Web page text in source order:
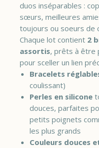
duos inséparables :
sœurs, meilleures
toujours ou soeurs de
Chaque lot contient 2
assortis, prêts à être
pour sceller un lien
Bracelets
coulissant)
Perles en silicone
douces, parfaites
petits poignets
les plus grands
Couleurs douces